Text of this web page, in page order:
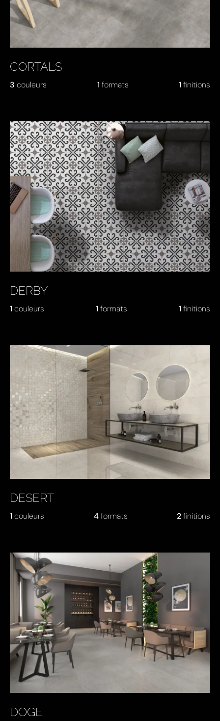
CORTALS
3 couleurs 1 formats 1 finitions
DERBY
1 couleurs 1 formats 1 finitions
DESERT
1 couleurs 4 formats 2finitions
DOGE